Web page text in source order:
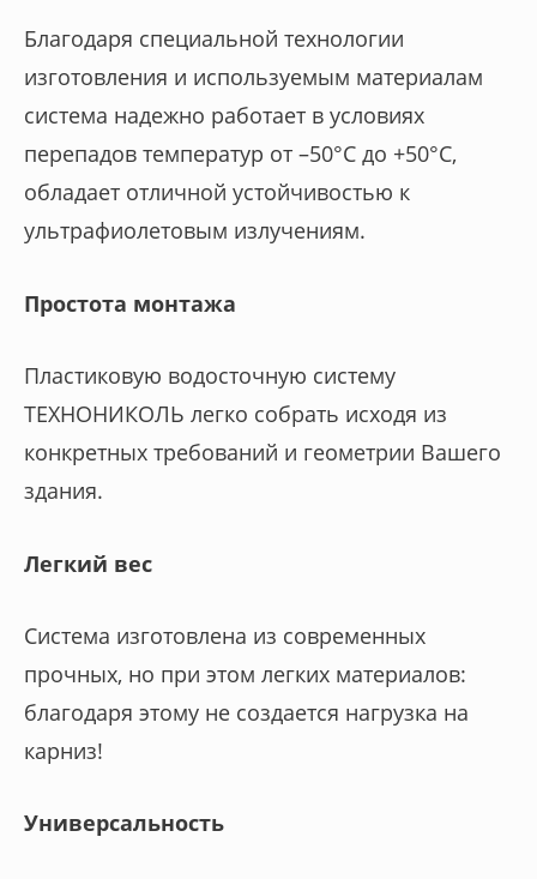
Благодаря специальной технологии
изготовления и используемым материалам
система надежно работает в условиях
перепадов температур от –50°C до +50°C,
обладает отличной устойчивостью к
ультрафиолетовым излучениям.
Простота монтажа
Пластиковую водосточную систему
ТЕХНОНИКОЛЬ легко собрать исходя из
конкретных требований и геометрии Вашего
здания.
Легкий вес
Система изготовлена из современных
прочных, но при этом легких материалов:
благодаря этому не создается нагрузка на
карниз!
Универсальность